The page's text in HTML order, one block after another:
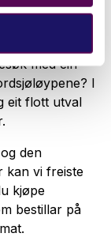
på norsk og
med ein
I
eit flott utval
den
kan vi freiste
kjøpe
bestillar på